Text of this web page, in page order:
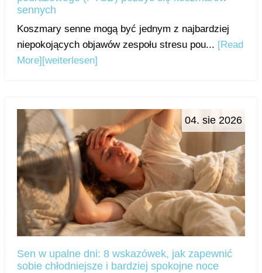
sennych
Koszmary senne mogą być jednym z najbardziej
niepokojących objawów zespołu stresu pou... [Read
More] [weiterlesen]
04. sie 2026
Sen w upalne dni: 8 wskazówek, jak zapewnić
sobie chłodniejsze i bardziej spokojne noce